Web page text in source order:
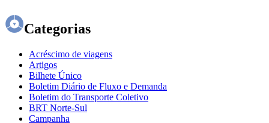
Categorias
Acréscimo de viagens
Artigos
Bilhete Único
Boletim Diário de Fluxo e Demanda
Boletim do Transporte Coletivo
BRT Norte-Sul
Campanha